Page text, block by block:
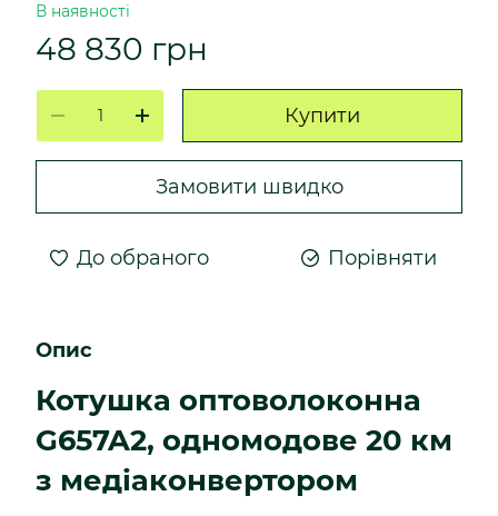
В наявності
48 830 грн
Купити
Замовити швидко
До обраного Порівняти
Опис
Котушка оптоволоконна
G657A2, одномодове 20 км
з медіаконвертором